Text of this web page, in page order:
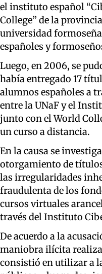
el instituto español
College” de la
universidad
españoles y
Luego, en 2006, se
había entregado 17
alumnos españoles a
entre la UNaF y el
junto con el World
un curso a distancia.
En la causa se
otorgamiento de
las irregularidades
fraudulenta de los
cursos virtuales
través del Instituto
De acuerdo a la
maniobra ilícita
consistió en utilizar a